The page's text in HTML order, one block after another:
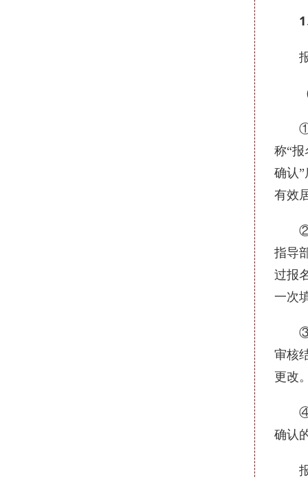
1
报
（1
①提
称“
确认
有效
②上
指导
过报
一次
③查
审核
更改
④报
确认
报